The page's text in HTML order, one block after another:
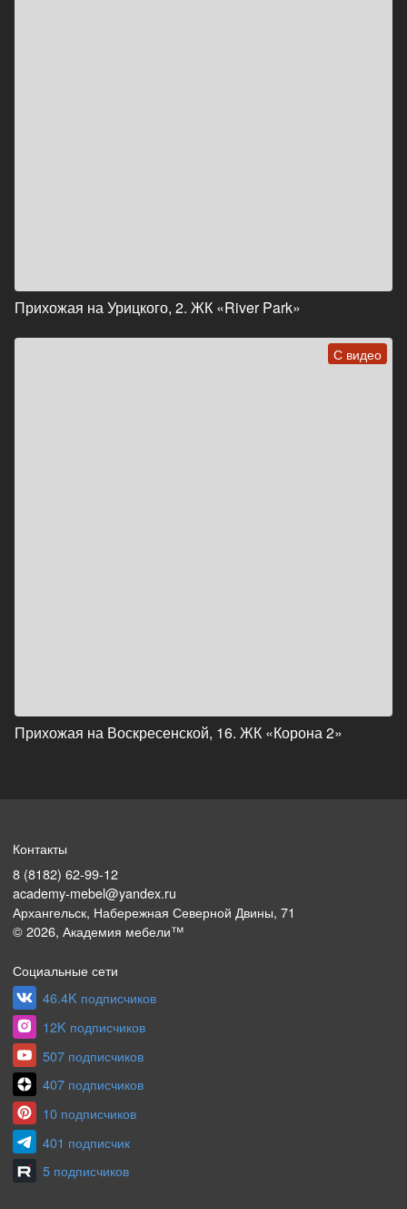
Прихожая на Урицкого, 2. ЖК «River Park»
С видео
Прихожая на Воскресенской, 16. ЖК «Корона 2»
Контакты
8 (8182) 62-99-12
academy-mebel@yandex.ru
Архангельск, Набережная Северной Двины, 71
©2026, Академия мебели™
Социальные сети
46.4K подписчиков
12K подписчиков
507 подписчиков
407 подписчиков
10 подписчиков
401 подписчик
5 подписчиков